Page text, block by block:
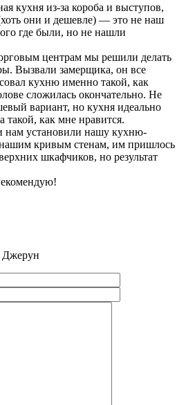
кухня из-за короба и выступов,
они и дешевле) — это не наш
где были, но не нашли
центрам мы решили делать
Вызвали замерщика, он все
кухню именно такой, как
сложилась окончательно. Не
вариант, но кухня идеально
такой, как мне нравится.
нам установили нашу кухню-
нашим кривым стенам, им пришлось
шкафчиков, но результат
Джерун